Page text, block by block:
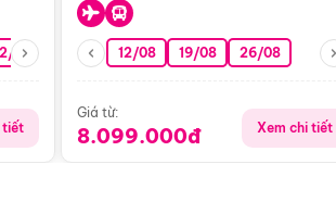
08 26/08 05/09 09/09 12/09
tiết
12/08 19/08 26/08
Giá từ:
8.099.000đ Xem chi tiết